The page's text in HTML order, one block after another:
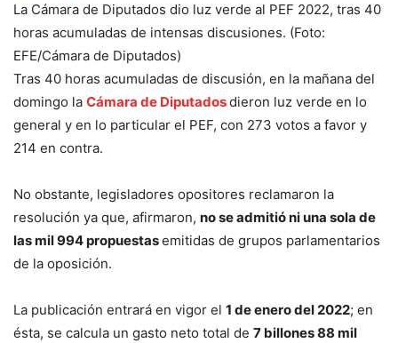
La Cámara de Diputados dio luz verde al PEF 2022, tras 40
horas acumuladas de intensas discusiones. (Foto:
EFE/Cámara de Diputados)
Tras 40 horas acumuladas de discusión, en la mañana del
domingo la Cámara de Diputadosdieron luz verde en lo
general y en lo particular el PEF, con 273 votos a favor y
214 en contra.
No obstante, legisladores opositores reclamaron la
resolución ya que, afirmaron, no se admitió ni una sola de
las mil 994 propuestasemitidas de grupos parlamentarios
de la oposición.
La publicación entrará en vigor el 1 de enero del 2022; en
ésta, se calcula un gasto neto total de 7 billones 88 mil